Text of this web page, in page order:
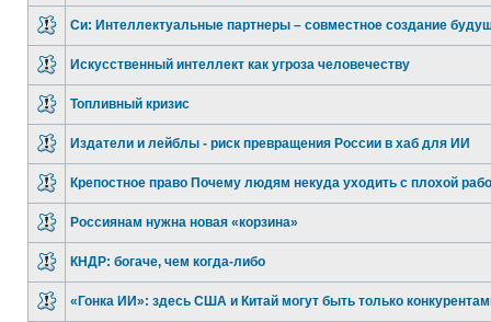
Си: Интеллектуальные партнеры – совместное создание
Искусственный интеллект как угроза человечеству
Топливный кризис
Издатели и лейблы - риск превращения России в хаб для ИИ
Крепостное право Почему людям некуда уходить с плохой
Россиянам нужна новая «корзина»
КНДР: богаче, чем когда-либо
«Гонка ИИ»: здесь США и Китай могут быть только